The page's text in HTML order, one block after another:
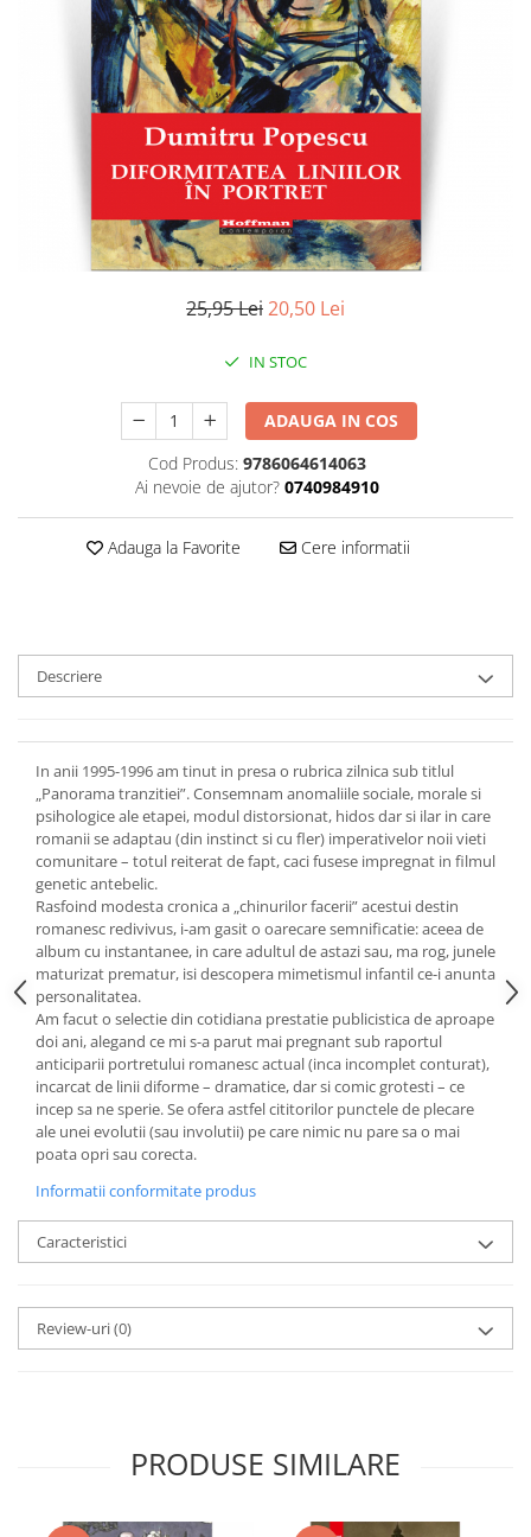
Literatura
Contemporana
Non-fictiune
Sociologie si filozofie
25,95 Lei20,50 Lei
IN STOC
ADAUGA IN COS
Cod Produs: 9786064614063
Ai nevoie de ajutor? 0740984910
Adauga la Favorite Cere informatii
Descriere
In anii 1995-1996 am tinut in presa o rubrica zilnica sub titlul
„Panorama tranzitiei”. Consemnam anomaliile sociale, morale si
psihologice ale etapei, modul distorsionat, hidos dar si ilar in care
romanii se adaptau (din instinct si cu fler) imperativelor noii vieti
comunitare – totul reiterat de fapt, caci fusese impregnat in filmul
genetic antebelic.
Rasfoind modesta cronica a „chinurilor facerii” acestui destin
romanesc redivivus, i-am gasit o oarecare semnificatie: aceea de
album cu instantanee, in care adultul de astazi sau, ma rog, junele
maturizat prematur, isi descopera mimetismul infantil ce-i anunta
personalitatea.
Am facut o selectie din cotidiana prestatie publicistica de aproape
doi ani, alegand ce mi s-a parut mai pregnant sub raportul
anticiparii portretului romanesc actual (inca incomplet conturat),
incarcat de linii diforme – dramatice, dar si comic grotesti – ce
incep sa ne sperie. Se ofera astfel cititorilor punctele de plecare
ale unei evolutii (sau involutii) pe care nimic nu pare sa o mai
poata opri sau corecta.
Informatii conformitate produs
Caracteristici
Review-uri(0)
PRODUSE SIMILARE